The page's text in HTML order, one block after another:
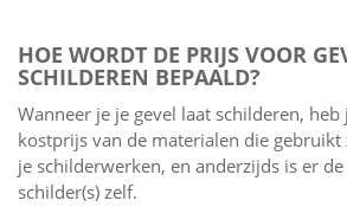
HOE WORDT DE PRIJS VOOR
SCHILDEREN BEPAALD?
Wanneer je je gevel laat schilderen, heb
kostprijs van de materialen die
je schilderwerken, en anderzijds is er
schilder(s) zelf.